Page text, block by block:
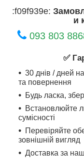
:f09f939e:
и
093 803
✅
30 днів / дней
та повернення
Будь ласка,
Встановлюйте
сумісності
Перевіряйте
зовнішній вигляд
Доставка за